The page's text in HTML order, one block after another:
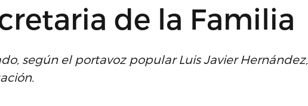
de la Familia
según el portavoz popular Luis Javier Hernández,